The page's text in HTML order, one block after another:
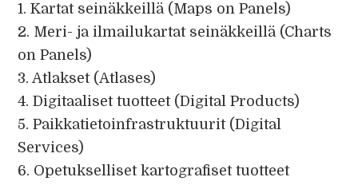
1. Kartat seinäkkeillä (Maps on Panels)
2. Meri- ja ilmailukartat seinäkkeillä (Charts
on Panels)
3. Atlakset (Atlases)
4. Digitaaliset tuotteet (Digital Products)
5. Paikkatietoinfrastruktuurit (Digital
Services)
6. Opetukselliset kartografiset tuotteet